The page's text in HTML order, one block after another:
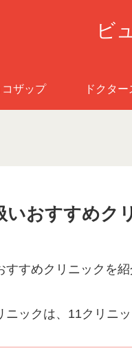
ビ
ザップ ドクタ
おすすめク
すめクリニックを紹
ックは、11クリニッ